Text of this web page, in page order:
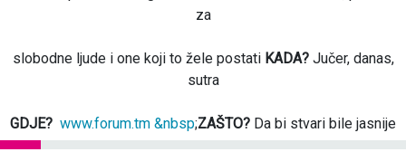
za
slobodne ljude i one koji to žele postati KADA?Jučer, danas,
sutra
GDJE? www.forum.tm &nbsp;ZAŠTO? Da bi stvari bile jasnije